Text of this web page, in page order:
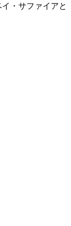
・サファイアと